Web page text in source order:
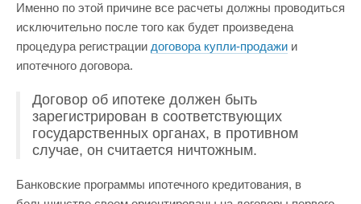
Именно по этой причине все расчеты должны проводиться
исключительно после того как будет произведена
процедура регистрации договора купли-продажи и
ипотечного договора.
Договор об ипотеке должен быть
зарегистрирован в соответствующих
государственных органах, в противном
случае, он считается ничтожным.
Банковские программы ипотечного кредитования, в